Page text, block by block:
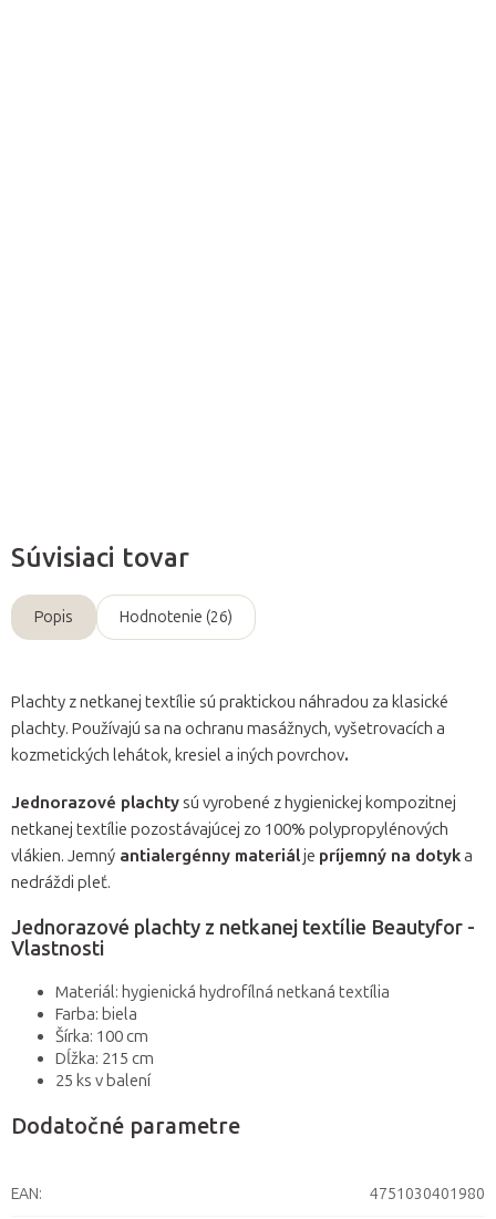
Súvisiaci tovar
Popis Hodnotenie (26)
Plachty z netkanej textílie sú praktickou náhradou za klasické
plachty. Používajú sa na ochranu masážnych, vyšetrovacích a
kozmetických lehátok, kresiel a iných povrchov.
Jednorazové plachtysú vyrobené z hygienickej kompozitnej
netkanej textílie pozostávajúcej zo 100% polypropylénových
vlákien. Jemný antialergénny materiálje príjemný na dotyka
nedráždi pleť.
Jednorazové plachty z netkanej textílie Beautyfor -
Vlastnosti
Materiál: hygienická hydrofílná netkaná textília
Farba: biela
Šírka: 100 cm
Dĺžka: 215 cm
25 ks v balení
Dodatočné parametre
EAN: 4751030401980